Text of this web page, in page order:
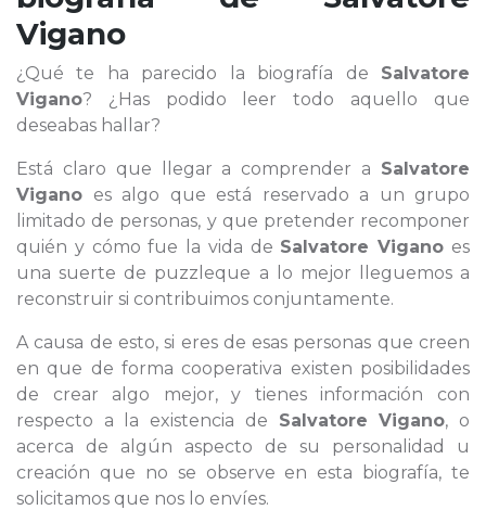
Vigano
¿Qué te ha parecido la biografía de Salvatore
Vigano? ¿Has podido leer todo aquello que
deseabas hallar?
Está claro que llegar a comprender a Salvatore
Vigano es algo que está reservado a un grupo
limitado de personas, y que pretender recomponer
quién y cómo fue la vida de Salvatore Vigano es
una suerte de puzzleque a lo mejor lleguemos a
reconstruir si contribuimos conjuntamente.
A causa de esto, si eres de esas personas que creen
en que de forma cooperativa existen posibilidades
de crear algo mejor, y tienes información con
respecto a la existencia de Salvatore Vigano, o
acerca de algún aspecto de su personalidad u
creación que no se observe en esta biografía, te
solicitamos que nos lo envíes.